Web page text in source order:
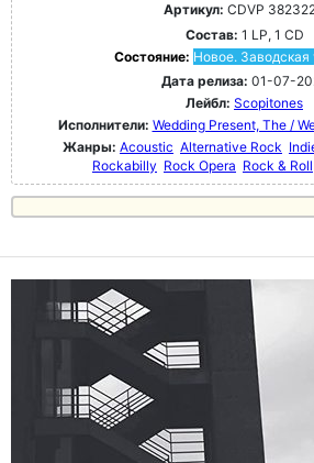
Артикул: CDVP
Состав: 1 LP, 1 CD
Состояние: Новое. Заводская
Дата релиза: 01-07-
Лейбл: Scopitones
Исполнители: Wedding Present, The /
Жанры: Acoustic Alternative Rock
Rockabilly Rock Opera Rock & Roll